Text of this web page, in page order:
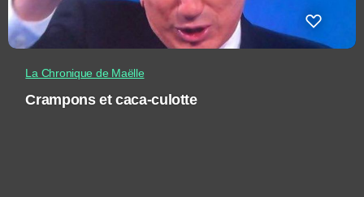
La Chronique de Maëlle
Crampons et caca-culotte